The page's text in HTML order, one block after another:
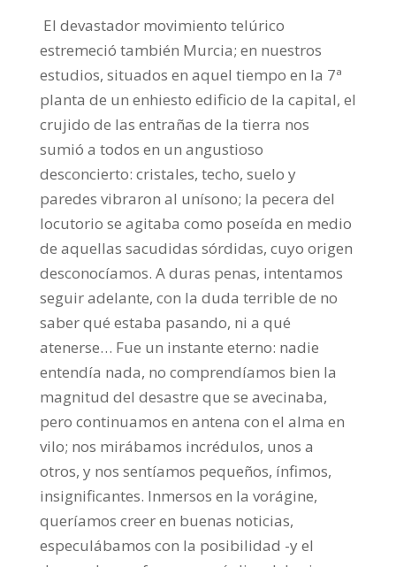
El devastador movimiento telúrico
estremeció también Murcia; en nuestros
estudios, situados en aquel tiempo en la 7ª
planta de un enhiesto edificio de la capital, el
crujido de las entrañas de la tierra nos
sumió a todos en un angustioso
desconcierto: cristales, techo, suelo y
paredes vibraron al unísono; la pecera del
locutorio se agitaba como poseída en medio
de aquellas sacudidas sórdidas, cuyo origen
desconocíamos. A duras penas, intentamos
seguir adelante, con la duda terrible de no
saber qué estaba pasando, ni a qué
atenerse… Fue un instante eterno: nadie
entendía nada, no comprendíamos bien la
magnitud del desastre que se avecinaba,
pero continuamos en antena con el alma en
vilo; nos mirábamos incrédulos, unos a
otros, y nos sentíamos pequeños, ínfimos,
insignificantes. Inmersos en la vorágine,
queríamos creer en buenas noticias,
especulábamos con la posibilidad -y el